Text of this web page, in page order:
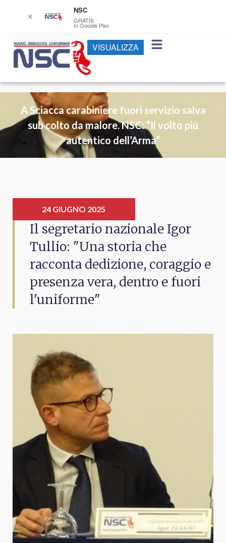
A Sciacca carabiniere fuori servizio salva
sub colto da malore. NSC: “Il volto più
autentico dell’Arma”
24 GIUGNO 2025
Il segretario nazionale Igor
Tullio: "Una storia che
racconta dedizione, coraggio e
presenza vera, dentro e fuori
l'uniforme"
✕
NSC
GRATIS
In Google Play
VISUALIZZA